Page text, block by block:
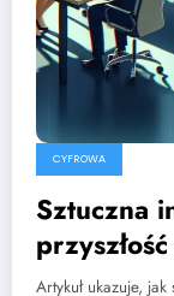
CYFROWA
Sztuczna
Artykuł ukazuje,